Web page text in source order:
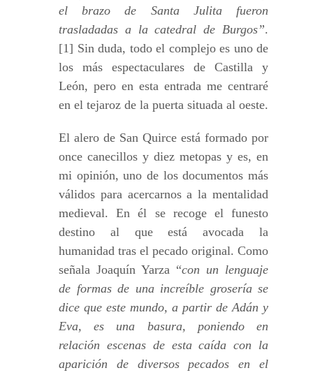
el brazo de Santa Julita fueron
trasladadas a la catedral de Burgos”.
[1] Sin duda, todo el complejo es uno de
los más espectaculares de Castilla y
León, pero en esta entrada me centraré
en el tejaroz de la puerta situada al oeste.
El alero de San Quirce está formado por
once canecillos y diez metopas y es, en
mi opinión, uno de los documentos más
válidos para acercarnos a la mentalidad
medieval. En él se recoge el funesto
destino al que está avocada la
humanidad tras el pecado original. Como
señala Joaquín Yarza “con un lenguaje
de formas de una increíble grosería se
dice que este mundo, a partir de Adán y
Eva, es una basura, poniendo en
relación escenas de esta caída con la
aparición de diversos pecados en el